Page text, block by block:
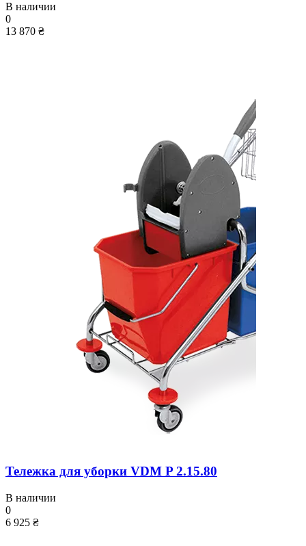
В наличии
0
13 870 ₴
Тележка для уборки VDM P 2.15.80
В наличии
0
6 925 ₴